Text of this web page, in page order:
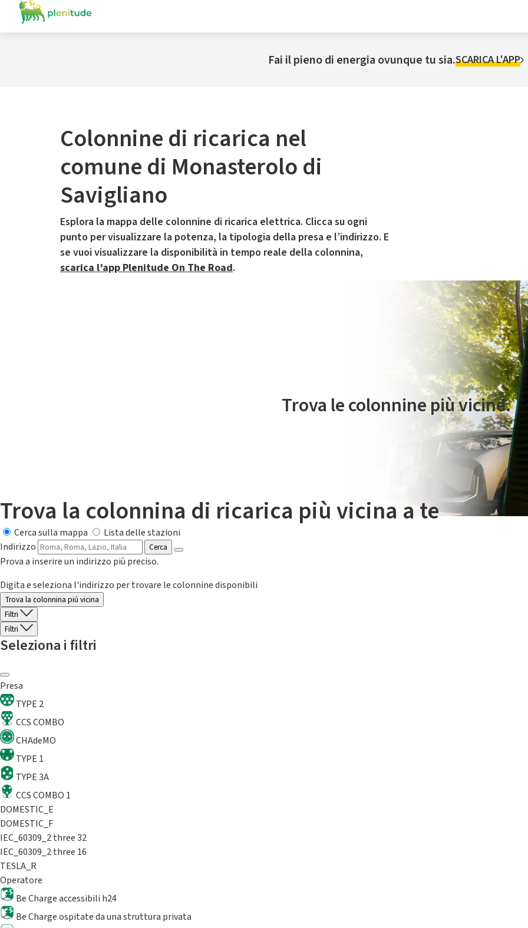
Fai il pieno di energia ovunque tu sia.SCARICA L'APP
Colonnine di ricarica nel
comune di Monasterolo di
Savigliano
Esplora la mappa delle colonnine di ricarica elettrica. Clicca su ogni
punto per visualizzare la potenza, la tipologia della presa e l’indirizzo. E
se vuoi visualizzare la disponibilità in tempo reale della colonnina,
scarica l’app Plenitude On The Road.
Il servizio di mobilità elettrica è gestito da Plenitude On The Road
Trova le colonnine più vicine.
Trova la colonnina di ricarica più vicina a te
Cerca sulla mappa
Lista delle stazioni
Indirizzo
Cerca
Prova a inserire un indirizzo più preciso.
Digita e seleziona l'indirizzo per trovare le colonnine disponibili
Trova la colonnina piú vicina
Filtri
Filtri
Seleziona i filtri
Presa
TYPE 2
CCS COMBO
CHAdeMO
TYPE 1
TYPE 3A
CCS COMBO 1
DOMESTIC_E
DOMESTIC_F
IEC_60309_2 three 32
IEC_60309_2 three 16
TESLA_R
Operatore
Be Charge accessibili h24
Be Charge ospitate da una struttura privata